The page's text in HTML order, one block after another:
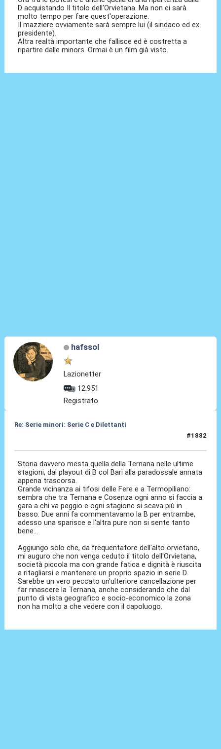
D acquistando Il titolo dell'Orvietana. Ma non ci sarà
molto tempo per fare quest'operazione.
Il mazziere ovviamente sarà sempre lui (il sindaco ed ex
presidente).
Altra realtà importante che fallisce ed è costretta a
ripartire dalle minors. Ormai è un film già visto.
hafssol
Lazionetter
12.951
Registrato
Re: Serie minori: Serie C e Dilettanti
#1882
Storia davvero mesta quella della Ternana nelle ultime
stagioni, dal playout di B col Bari alla paradossale annata
appena trascorsa.
Grande vicinanza ai tifosi delle Fere e a Termopiliano:
sembra che tra Ternana e Cosenza ogni anno si faccia a
gara a chi va peggio e ogni stagione si scava più in
basso. Due anni fa commentavamo la B per entrambe,
adesso una sparisce e l'altra pure non si sente tanto
bene...
Aggiungo solo che, da frequentatore dell'alto orvietano,
mi auguro che non venga ceduto il titolo dell'Orvietana,
società piccola ma con grande fatica e dignità è riuscita
a ritagliarsi e mantenere un proprio spazio in serie D.
Sarebbe un vero peccato un'ulteriore cancellazione per
far rinascere la Ternana, anche considerando che dal
punto di vista geografico e socio-economico la zona
non ha molto a che vedere con il capoluogo.